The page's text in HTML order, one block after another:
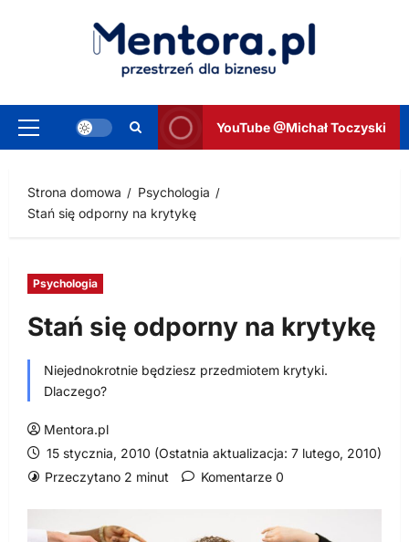
Menu
YouTube @Michał Toczyski
Strona domowa
Psychologia
Stań się odporny na krytykę
Psychologia
Stań się odporny na krytykę
Niejednokrotnie będziesz przedmiotem krytyki.
Dlaczego?
Mentora.pl
15 stycznia, 2010 (Ostatnia aktualizacja: 7 lutego, 2010)
Przeczytano 2 minut
Komentarze 0